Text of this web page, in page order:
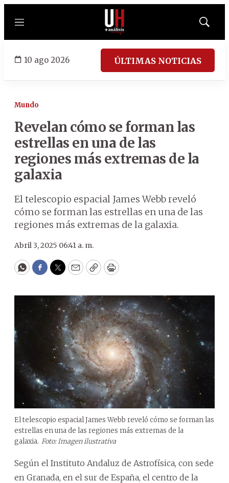
Menú
Mostrar
10 ago 2026 ÚLTIMAS NOTICIAS
Mundo
Revelan cómo se forman las
estrellas en una de las
regiones más extremas de la
galaxia
El telescopio espacial James Webb reveló
cómo se forman las estrellas en una de las
regiones más extremas de la galaxia.
Abril 3, 2025 06:41 a. m.
WhatsApp
Facebook
Twitter
EmailCopyPrint
El telescopio espacial James Webb reveló cómo se forman las
estrellas en una de las regiones más extremas de la
galaxia. Foto: Imagen ilustrativa
Según el Instituto Andaluz de Astrofísica, con sede
en Granada, en el sur de España, el centro de la